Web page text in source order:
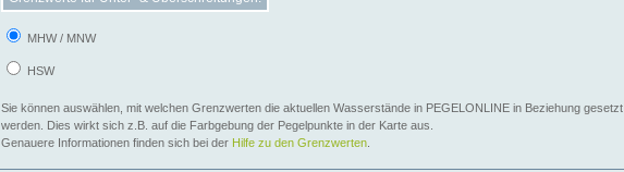
MHW / MNW
HSW
Sie können auswählen, mit welchen Grenzwerten die aktuellen Wasserstände in PEGELONLINE in Beziehung gesetzt
werden. Dies wirkt sich z.B. auf die Farbgebung der Pegelpunkte in der Karte aus.
Genauere Informationen finden sich bei der Hilfe zu den Grenzwerten